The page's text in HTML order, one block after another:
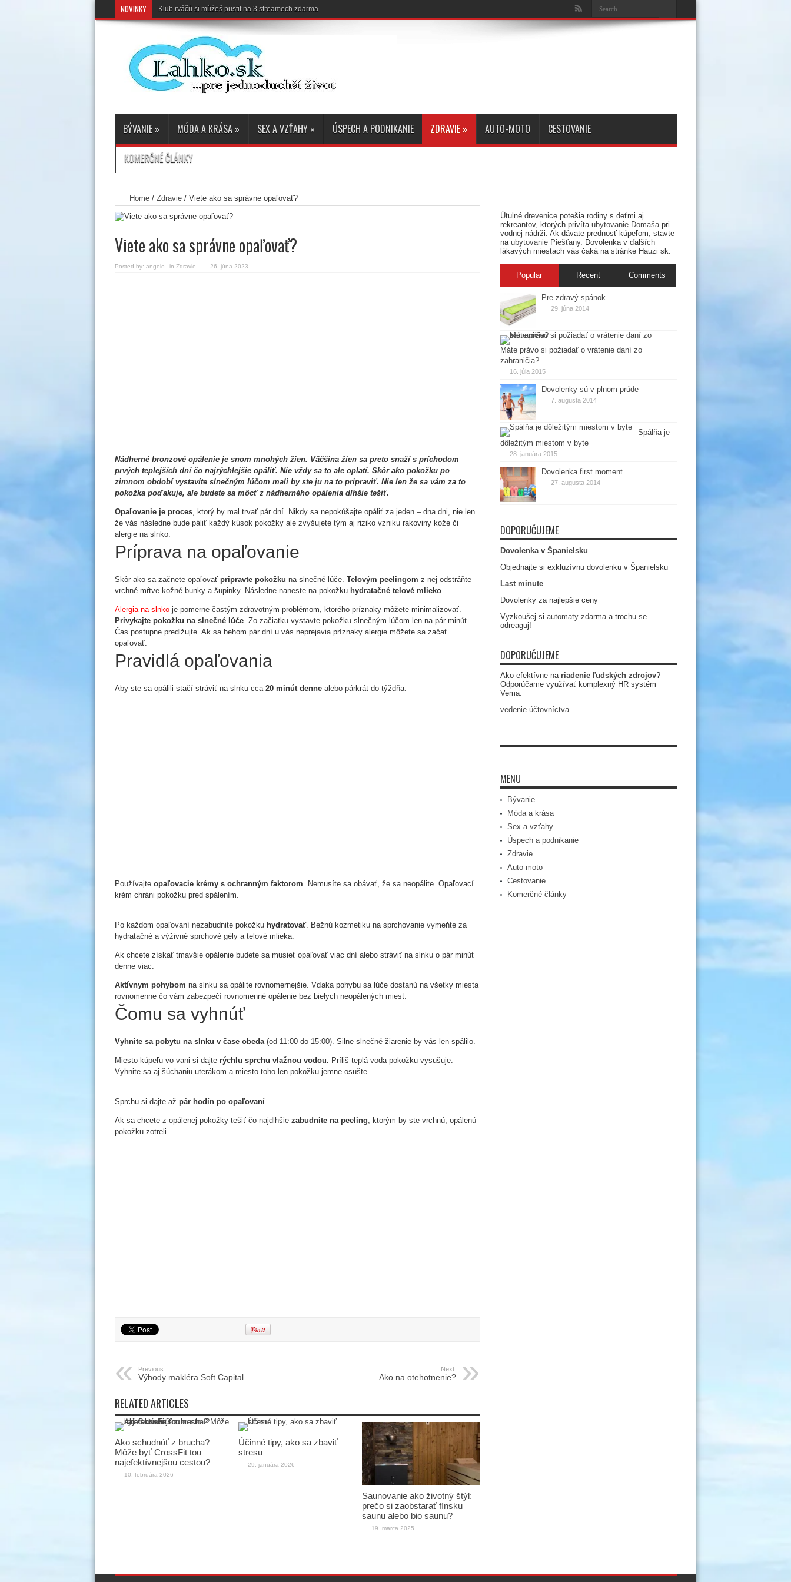
NOVINKY Klub rváčů si můžeš pustit na 3 streamech zdarma
BÝVANIE » MÓDA A KRÁSA » SEX A VZŤAHY » ÚSPECH A PODNIKANIE ZDRAVIE » AUTO-MOTO CESTOVANIE
KOMERČNÉ ČLÁNKY
Home/ Zdravie/ Viete ako sa správne opaľovať?
Viete ako sa správne opaľovať?
Posted by: angelo in Zdravie 26. júna 2023
Nádherné bronzové opálenie je snom mnohých žien. Väčšina žien sa preto snaží s príchodom
prvých teplejších dní čo najrýchlejšie opáliť. Nie vždy sa to ale oplatí. Skôr ako pokožku po
zimnom období vystavíte slnečným lúčom mali by ste ju na to pripraviť. Nie len že sa vám za to
pokožka poďakuje, ale budete sa môcť z nádherného opálenia dlhšie tešiť.
Opaľovanie je proces, ktorý by mal trvať pár dní. Nikdy sa nepokúšajte opáliť za jeden – dna dni, nie len
že vás následne bude páliť každý kúsok pokožky ale zvyšujete tým aj riziko vzniku rakoviny kože či
alergie na slnko.
Príprava na opaľovanie
Skôr ako sa začnete opaľovať pripravte pokožku na slnečné lúče. Telovým peelingom z nej odstráňte
vrchné mŕtve kožné bunky a šupinky. Následne naneste na pokožku hydratačné telové mlieko.
Alergia na slnkoje pomerne častým zdravotným problémom, ktorého príznaky môžete minimalizovať.
Privykajte pokožku na slnečné lúče. Zo začiatku vystavte pokožku slnečným lúčom len na pár minút.
Čas postupne predlžujte. Ak sa behom pár dní u vás neprejavia príznaky alergie môžete sa začať
opaľovať.
Pravidlá opaľovania
Aby ste sa opálili stačí stráviť na slnku cca 20 minút dennealebo párkrát do týždňa.
Používajte opaľovacie krémy s ochranným faktorom . Nemusíte sa obávať, že sa neopálite. Opaľovací
krém chráni pokožku pred spálením.
Po každom opaľovaní nezabudnite pokožku hydratovať. Bežnú kozmetiku na sprchovanie vymeňte za
hydratačné a výživné sprchové gély a telové mlieka.
Ak chcete získať tmavšie opálenie budete sa musieť opaľovať viac dní alebo stráviť na slnku o pár minút
denne viac.
Aktívnym pohybom na slnku sa opálite rovnomernejšie. Vďaka pohybu sa lúče dostanú na všetky miesta
rovnomenne čo vám zabezpečí rovnomenné opálenie bez bielych neopálených miest.
Čomu sa vyhnúť
Vyhnite sa pobytu na slnku v čase obeda(od 11:00 do 15:00). Silne slnečné žiarenie by vás len spálilo.
Miesto kúpeľu vo vani si dajte rýchlu sprchu vlažnou vodou. Príliš teplá voda pokožku vysušuje.
Vyhnite sa aj šúchaniu uterákom a miesto toho len pokožku jemne osušte.
Sprchu si dajte až pár hodín po opaľovaní.
Ak sa chcete z opálenej pokožky tešiť čo najdlhšie zabudnite na peeling , ktorým by ste vrchnú, opálenú
pokožku zotreli.
Previous:
Výhody makléra Soft Capital
Next:
Ako na otehotnenie?
RELATED ARTICLES
Ako schudnúť z brucha?
Môže byť CrossFit tou
najefektívnejšou cestou?
10. februára 2026
Účinné tipy, ako sa zbaviť
stresu
29. januára 2026
Saunovanie ako životný štýl:
prečo si zaobstarať fínsku
saunu alebo bio saunu?
19. marca 2025
Útulné drevenicepotešia rodiny s deťmi aj
rekreantov, ktorých privíta ubytovanie Domašapri
vodnej nádrži. Ak dávate prednosť kúpeľom, stavte
na ubytovanie Piešťany. Dovolenka v ďalších
lákavých miestach vás čaká na stránke Hauzi sk.
Popular Recent Comments
Pre zdravý spánok
29. júna 2014
Máte právo si požiadať o vrátenie daní zo
zahraničia?
16. júla 2015
Dovolenky sú v plnom prúde
7. augusta 2014
Spálňa je
dôležitým miestom v byte
28. januára 2015
Dovolenka first moment
27. augusta 2014
DOPORUČUJEME
Dovolenka v Španielsku
Objednajte si exkluzívnu dovolenku v Španielsku
Last minute
Dovolenky za najlepšie ceny
Vyzkoušej si automaty zdarmaa trochu se
odreaguj!
DOPORUČUJEME
Ako efektívne na riadenie ľudských zdrojov?
Odporúčame využívať komplexný HR systém
Vema.
vedenie účtovníctva
MENU
Bývanie
Móda a krása
Sex a vzťahy
Úspech a podnikanie
Zdravie
Auto-moto
Cestovanie
Komerčné články